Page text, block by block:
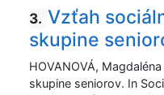
3. Vzťah
skupine
HOVANOVÁ,
skupine seniorov. In